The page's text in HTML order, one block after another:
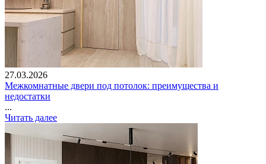
27.03.2026
Межкомнатные двери под потолок: преимущества и
недостатки
...
Читать далее